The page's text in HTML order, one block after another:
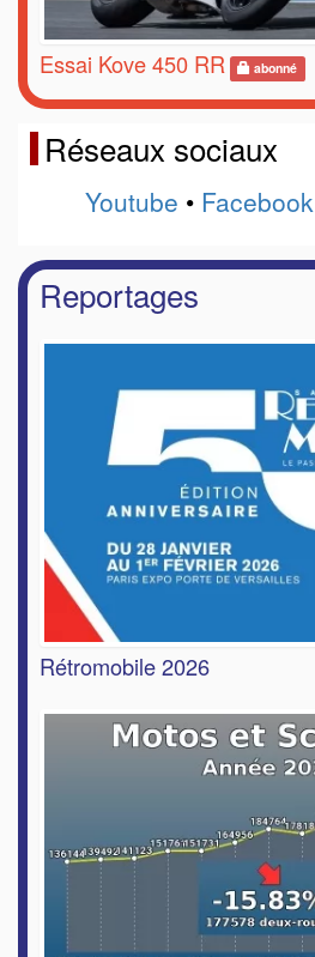
Essai Kove 450 RR abonné
Réseaux sociaux
Youtube • Facebook
Reportages
Rétromobile 2026